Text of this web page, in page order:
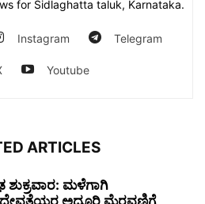
for Sidlaghatta taluk, Karnataka.
Instagram Telegram
Youtube
ARTICLES
ಶುಕ್ರವಾರ: ಮಳೆಗಾಗಿ